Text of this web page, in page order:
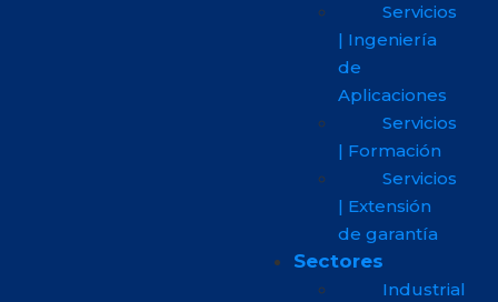
Servicios
| Ingeniería
de
Aplicaciones
Servicios
| Formación
Servicios
| Extensión
de garantía
Sectores
Industrial